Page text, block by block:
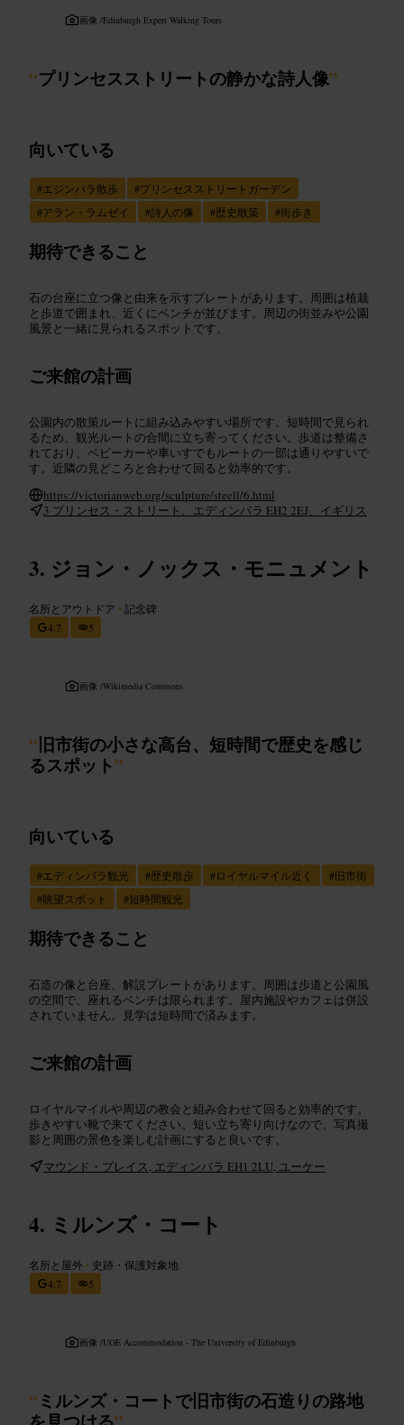
画像 /Edinburgh Expert Walking Tours
“プリンセスストリートの静かな詩人像”
向いている
#エジンバラ散歩 #プリンセスストリートガーデン
#アラン・ラムゼイ #詩人の像 #歴史散策 #街歩き
期待できること
石の台座に立つ像と由来を示すプレートがあります。周囲は植栽
と歩道で囲まれ、近くにベンチが並びます。周辺の街並みや公園
風景と一緒に見られるスポットです。
ご来館の計画
公園内の散策ルートに組み込みやすい場所です。短時間で見られ
るため、観光ルートの合間に立ち寄ってください。歩道は整備さ
れており、ベビーカーや車いすでもルートの一部は通りやすいで
す。近隣の見どころと合わせて回ると効率的です。
https://victorianweb.org/sculpture/steell/6.html
3 プリンセス・ストリート、エディンバラ EH2 2EJ、イギリス
ジョン・ノックス・モニュメント
名所とアウトドア •記念碑
4.7
5
画像 /Wikimedia Commons
“旧市街の小さな高台、短時間で歴史を感じ
るスポット”
向いている
#エディンバラ観光 #歴史散歩 #ロイヤルマイル近く #旧市街
#眺望スポット #短時間観光
期待できること
石造の像と台座、解説プレートがあります。周囲は歩道と公園風
の空間で、座れるベンチは限られます。屋内施設やカフェは併設
されていません。見学は短時間で済みます。
ご来館の計画
ロイヤルマイルや周辺の教会と組み合わせて回ると効率的です。
歩きやすい靴で来てください。短い立ち寄り向けなので、写真撮
影と周囲の景色を楽しむ計画にすると良いです。
マウンド・プレイス, エディンバラ EH1 2LU, ユーケー
ミルンズ・コート
名所と屋外 • 史跡・保護対象地
4.7
5
画像 /UOE Accommodation - The University of Edinburgh
“ ミルンズ・コートで旧市街の石造りの路地